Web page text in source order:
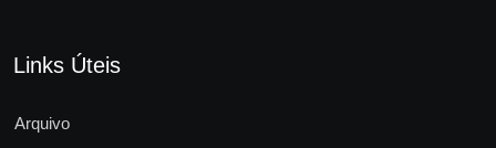
Links Úteis
Arquivo